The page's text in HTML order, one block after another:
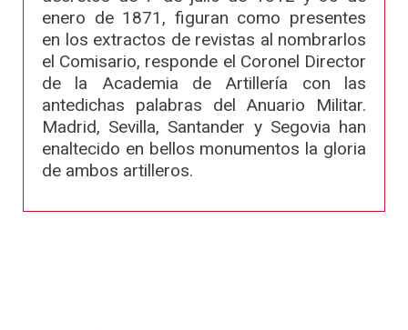
enero de 1871, figuran como presentes
en los extractos de revistas al nombrarlos
el Comisario, responde el Coronel Director
de la Academia de Artillería con las
antedichas palabras del Anuario Militar.
Madrid, Sevilla, Santander y Segovia han
enaltecido en bellos monumentos la gloria
de ambos artilleros.